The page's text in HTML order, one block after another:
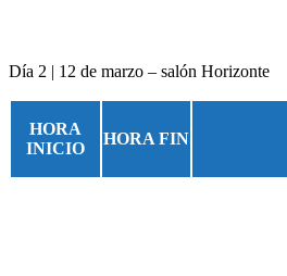
Día 2 | 12 de marzo – salón Horizonte
HORA
INICIO
HORA FIN